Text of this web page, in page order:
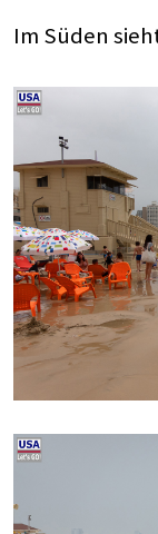
Im Süden